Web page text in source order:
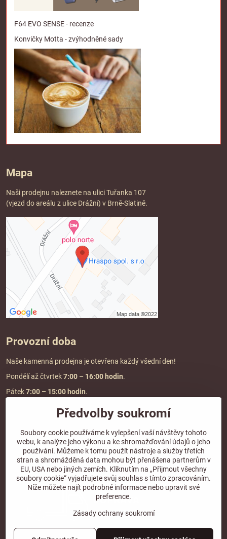
F64 EVO SENSE - recenze
Konvičky Motta - zvýhodněné sady
Mapa
Naši prodejnu naleznete na ulici Tuřanka 107
(vjezd do areálu z ulice Drážní) v Brně-Slatině.
Provozní doba
Naše kamenná prodejna je otevřena každý všední den!
Pondělí až čtvrtek7:00 – 16:00 hodin.
Pátek7:00 – 15:00 hodin.
Doprava a platba
DOPRAVA ZDARMA
při objednávce nad2000 Kč vč. DPH.
*Nevztahuje se na paletovou přepravu.
Předvolby soukromí
Soubory cookie používáme k vylepšení vaší návštěvy tohoto
webu, k analýze jeho výkonu a ke shromažďování údajů o jeho
používání. Můžeme k tomu použít nástroje a služby třetích
stran a shromážděná data mohou být přenášena partnerům v
EU, USA nebo jiných zemích. Kliknutím na „Přijmout všechny
soubory cookie“ vyjadřujete svůj souhlas s tímto zpracováním.
Níže můžete najít podrobné informace nebo upravit své
preference.
Zásady ochrany soukromí